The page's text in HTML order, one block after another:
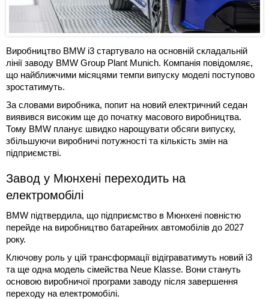
Виробництво BMW i3 стартувало на основній складальній
лінії заводу BMW Group Plant Munich. Компанія повідомляє,
що найближчими місяцями темпи випуску моделі поступово
зростатимуть.
За словами виробника, попит на новий електричний седан
виявився високим ще до початку масового виробництва.
Тому BMW планує швидко нарощувати обсяги випуску,
збільшуючи виробничі потужності та кількість змін на
підприємстві.
Завод у Мюнхені переходить на
електромобілі
BMW підтвердила, що підприємство в Мюнхені повністю
перейде на виробництво батарейних автомобілів до 2027
року.
Ключову роль у цій трансформації відіграватимуть новий i3
та ще одна модель сімейства Neue Klasse. Вони стануть
основою виробничої програми заводу після завершення
переходу на електромобілі.